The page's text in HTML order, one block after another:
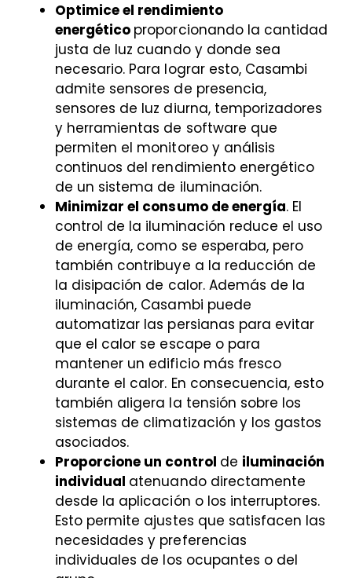
Optimice el rendimiento
energético proporcionando la cantidad
justa de luz cuando y donde sea
necesario. Para lograr esto, Casambi
admite sensores de presencia,
sensores de luz diurna, temporizadores
y herramientas de software que
permiten el monitoreo y análisis
continuos del rendimiento energético
de un sistema de iluminación.
Minimizar el consumo de energía. El
control de la iluminación reduce el uso
de energía, como se esperaba, pero
también contribuye a la reducción de
la disipación de calor. Además de la
iluminación, Casambi puede
automatizar las persianas para evitar
que el calor se escape o para
mantener un edificio más fresco
durante el calor. En consecuencia, esto
también aligera la tensión sobre los
sistemas de climatización y los gastos
asociados.
Proporcione un control de iluminación
individual atenuando directamente
desde la aplicación o los interruptores.
Esto permite ajustes que satisfacen las
necesidades y preferencias
individuales de los ocupantes o del